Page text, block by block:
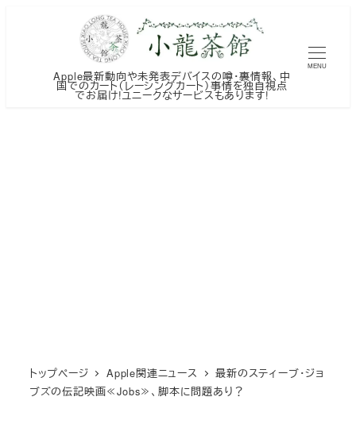
Apple最新動向や未発表デバイスの噂・裏情報、中
国でのカート（レーシングカート）事情を独自視点
でお届け!ユニークなサービスもあります!
MENU
トップページ Apple関連ニュース
最新のスティーブ・ジョ
ブズの伝記映画≪Jobs≫、脚本に問題あり？